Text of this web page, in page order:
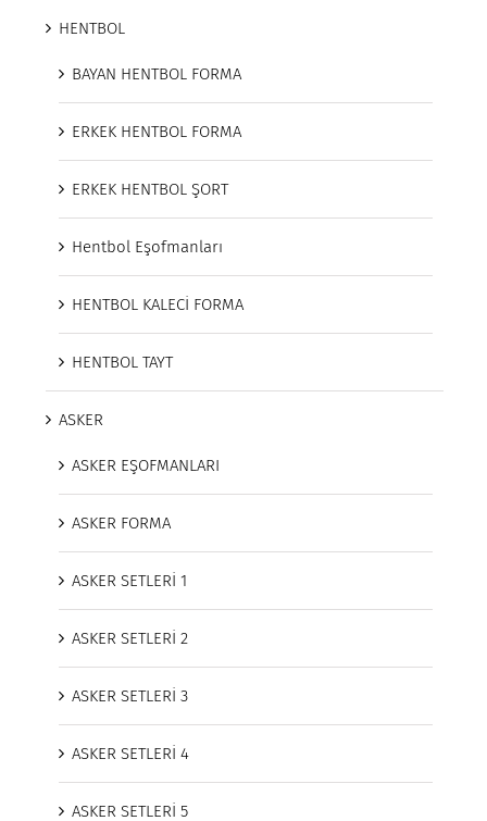
HENTBOL
BAYAN HENTBOL FORMA
ERKEK HENTBOL FORMA
ERKEK HENTBOL ŞORT
Hentbol Eşofmanları
HENTBOL KALECİ FORMA
HENTBOL TAYT
ASKER
ASKER EŞOFMANLARI
ASKER FORMA
ASKER SETLERİ 1
ASKER SETLERİ 2
ASKER SETLERİ 3
ASKER SETLERİ 4
ASKER SETLERİ 5